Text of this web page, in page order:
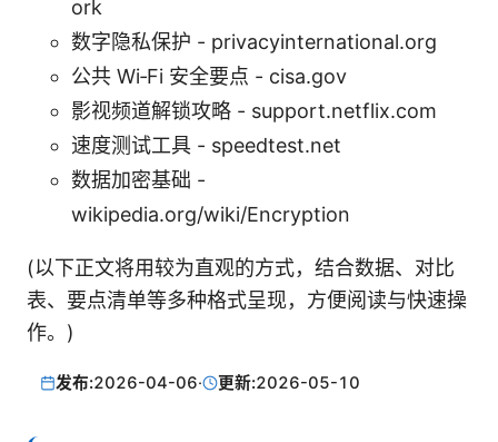
ork
数字隐私保护 - privacyinternational.org
公共 Wi‑Fi 安全要点 - cisa.gov
影视频道解锁攻略 - support.netflix.com
速度测试工具 - speedtest.net
数据加密基础 -
wikipedia.org/wiki/Encryption
(以下正文将用较为直观的方式，结合数据、对比
表、要点清单等多种格式呈现，方便阅读与快速操
作。)
发布:2026-04-06· 更新:2026-05-10